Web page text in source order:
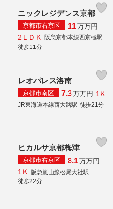
ニックレジデンス京都
京都市右京区 11万万円
2ＬＤＫ
阪急京都本線西京極駅
徒歩11分
レオパレス洛南
京都市南区 7.3万万円 1Ｋ
JR東海道本線西大路駅 徒歩21分
ヒカルサ京都梅津
京都市右京区 8.1万万円
1Ｋ
阪急嵐山線松尾大社駅
徒歩22分